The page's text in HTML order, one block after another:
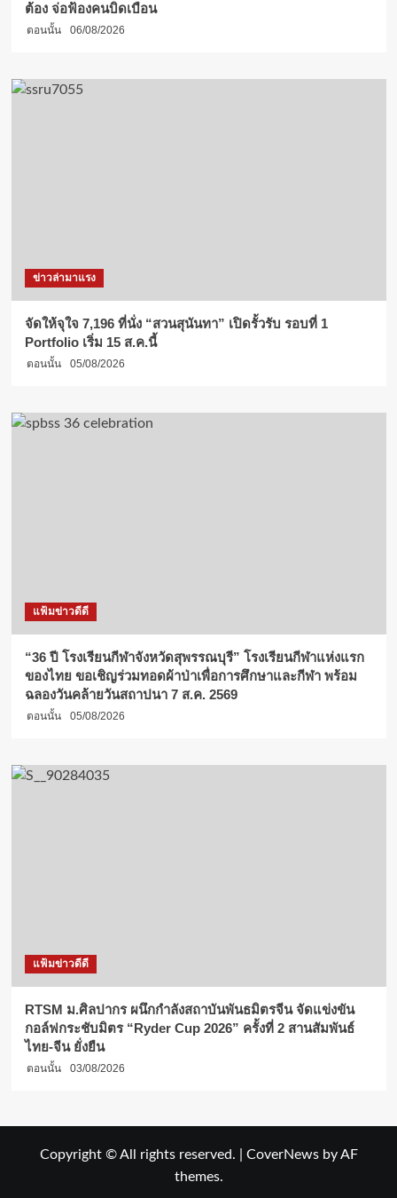
ต้อง จ่อฟ้องคนบิดเบือน
ตอนนั้น 06/08/2026
ข่าวล่ามาแรง
จัดให้จุใจ 7,196 ที่นั่ง “สวนสุนันทา” เปิดรั้วรับ รอบที่ 1
Portfolio เริ่ม 15 ส.ค.นี้
ตอนนั้น 05/08/2026
แฟ้มข่าวดีดี
“36 ปี โรงเรียนกีฬาจังหวัดสุพรรณบุรี” โรงเรียนกีฬาแห่งแรก
ของไทย ขอเชิญร่วมทอดผ้าป่าเพื่อการศึกษาและกีฬา พร้อม
ฉลองวันคล้ายวันสถาปนา 7 ส.ค. 2569
ตอนนั้น 05/08/2026
แฟ้มข่าวดีดี
RTSM ม.ศิลปากร ผนึกกำลังสถาบันพันธมิตรจีน จัดแข่งขัน
กอล์ฟกระชับมิตร “Ryder Cup 2026” ครั้งที่ 2 สานสัมพันธ์
ไทย-จีน ยั่งยืน
ตอนนั้น 03/08/2026
Copyright © All rights reserved. CoverNewsby AF
themes.